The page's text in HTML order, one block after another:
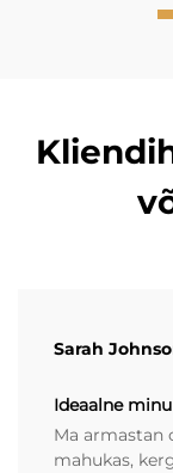
Sarah
Ideaalne
Ma armastan
mahukas,